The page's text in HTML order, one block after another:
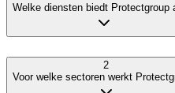
Welke diensten biedt Protectgroup
2
Voor welke sectoren werkt